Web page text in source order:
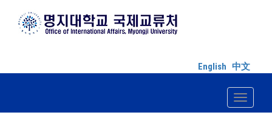
English 中文
Toggle